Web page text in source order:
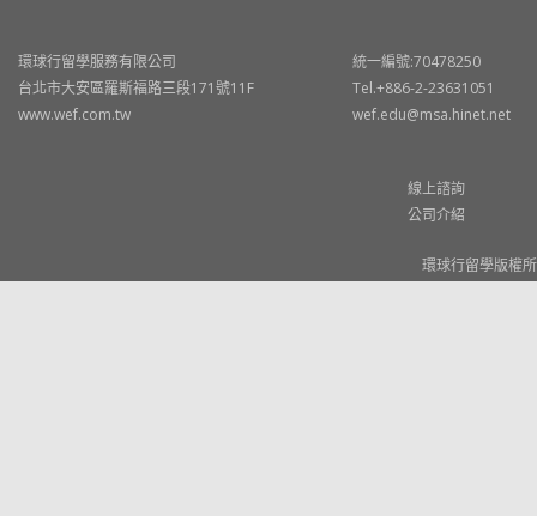
環球行留學服務有限公司
台北市大安區羅斯福路三段171號11F
www.wef.com.tw
統一編號:70478250
Tel.+886-2-23631051
wef.edu@msa.hinet.net
線上諮詢
公司介紹
環球行留學版權